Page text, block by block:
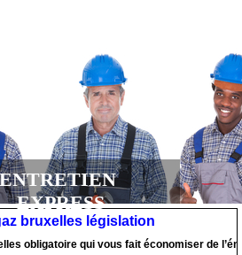
ENTRETIEN
EXPRESS
bruxelles législation
obligatoire qui vous fait économiser de